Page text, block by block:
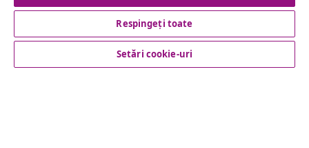
Descoperă mai multe
Respingeți toate
Setări cookie-uri